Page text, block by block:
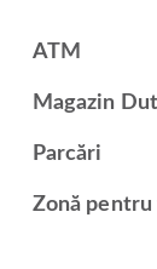
ATM
Magazin
Parcări
Zonă